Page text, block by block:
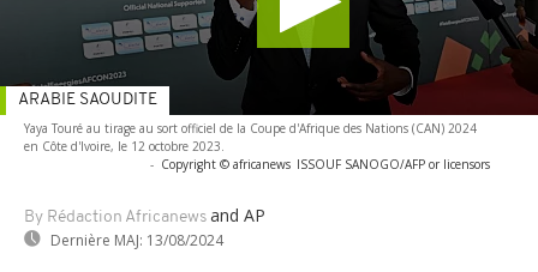
Yaya Touré au tirage au sort officiel de la Coupe d'Afrique des Nations (CAN) 2024
en Côte d'Ivoire, le 12 octobre 2023.
- Copyright © africanews ISSOUF SANOGO/AFP or licensors
By Rédaction Africanews and AP
Dernière MAJ: 13/08/2024
ARABIE SAOUDITE